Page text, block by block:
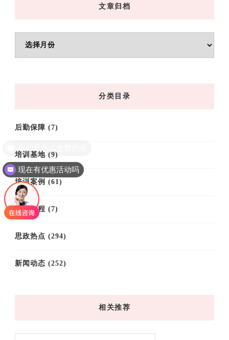
文章归档
章
分类目录
后勤保障 (7)
培训基地 (9)
培训案例 (61)
培训课程 (7)
思政热点 (294)
新闻动态 (252)
相关推荐
现在有优惠活动吗